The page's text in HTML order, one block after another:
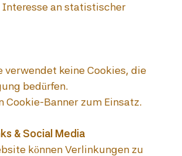
an statistischer
verwendet keine Cookies, die
bedürfen.
Cookie-Banner zum Einsatz.
können Verlinkungen zu